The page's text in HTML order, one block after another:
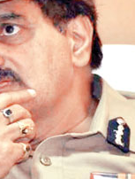
new
window)
new
window)